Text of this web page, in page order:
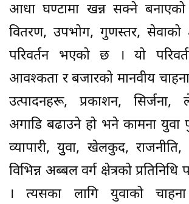
आधा घण्टामा खन्न सक्ने
वितरण, उपभोग, गुणस्तर, सेवाको
परिवर्तन भएको छ । यो
आवश्कता र बजारको मानवीय
उत्पादनहरू, प्रकाशन,
अगाडि बढाउने हो भने कामना युवा
व्यापारी, युुवा, खेलकुद, राजनीति,
विभिन्न अब्बल वर्ग क्षेत्रको
। त्यसका लागि युवाको चाहना